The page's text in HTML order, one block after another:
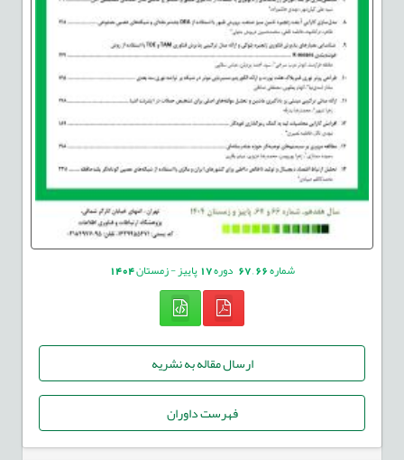
شماره66
,
67 دوره17پاییز - زمستان1404
ارسال مقاله به نشریه
فهرست داوران